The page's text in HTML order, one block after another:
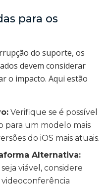
para os
do suporte, os
devem considerar
o impacto. Aqui estão
Verifique se é possível
para um modelo mais
do iOS mais atuais.
Alternativa:
viável, considere